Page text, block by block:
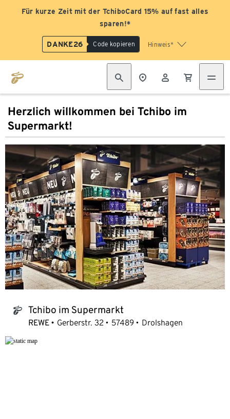
Für kurze Zeit mit der TchiboCard 15% auf fast alles
sparen!*
DANKE26 Code kopieren Hinweis*
Herzlich willkommen bei Tchibo im
Supermarkt!
tchibo_logo Tchibo im Supermarkt
REWE Gerberstr. 32 57489 Drolshagen